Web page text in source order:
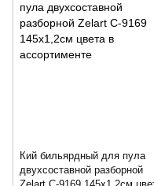
Кий бильярдный для пула
двухсоставной разборной